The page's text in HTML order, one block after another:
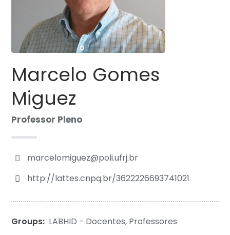
Marcelo Gomes
Miguez
Professor Pleno
marcelomiguez@poli.ufrj.br
http://lattes.cnpq.br/3622226693741021
Groups: LABHID - Docentes, Professores